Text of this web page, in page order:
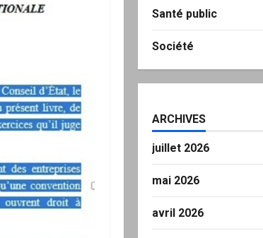
Santé public
Société
ARCHIVES
juillet 2026
mai 2026
avril 2026